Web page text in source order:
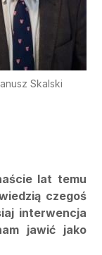
Skalski
lat temu
czegoś
interwencja
jawić jako